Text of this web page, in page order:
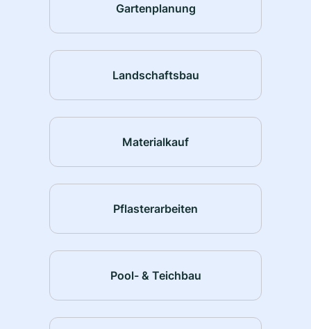
Gartenplanung
Landschaftsbau
Materialkauf
Pflasterarbeiten
Pool- & Teichbau